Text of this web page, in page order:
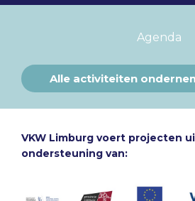
Agenda
Alle activiteiten
VKW Limburg voert projecten
ondersteuning van: